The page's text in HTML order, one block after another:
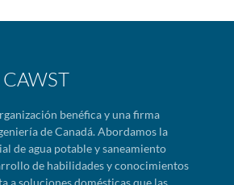
benéfica y una firma
de Canadá. Abordamos la
de agua potable y saneamiento
de habilidades y conocimientos
a soluciones domésticas que las